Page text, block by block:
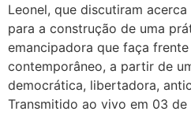
Leonel, que discutiram
para a construção de uma
emancipadora que faça
contemporâneo, a partir de
democrática, libertadora,
Transmitido ao vivo em 03